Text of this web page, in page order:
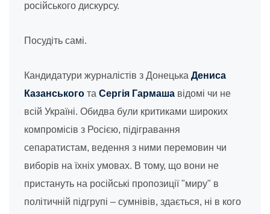
російського дискурсу.
Посудіть самі.
Кандидатури журналістів з Донецька Дениса
Казанського та Сергія Гармаша відомі чи не
всій Україні. Обидва були критиками широких
компромісів з Росією, підігравання
сепаратистам, ведення з ними перемовин чи
виборів на їхніх умовах. В тому, що вони не
пристануть на російські пропозиції "миру" в
політичній підгрупі – сумнівів, здається, ні в кого